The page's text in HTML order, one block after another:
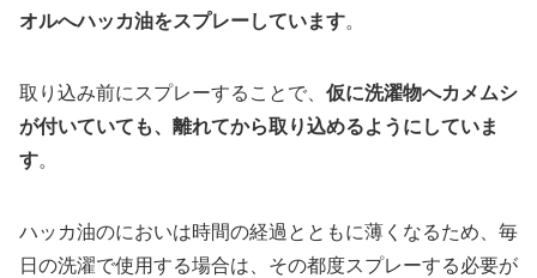
オルへハッカ油をスプレーしています。
取り込み前にスプレーすることで、 仮に洗濯物へカメムシ
が付いていても、離れてから取り込めるようにしていま
す。
ハッカ油のにおいは時間の経過とともに薄くなるため、毎
日の洗濯で使用する場合は、その都度スプレーする必要が